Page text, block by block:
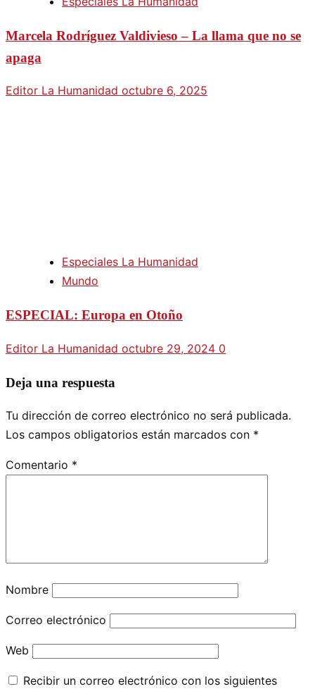
Marcela Rodríguez Valdivieso – La llama que no se
apaga
Editor La Humanidad octubre 6, 2025
Especiales La Humanidad
Mundo
ESPECIAL: Europa en Otoño
Editor La Humanidad octubre 29, 2024 0
Deja una respuesta
Tu dirección de correo electrónico no será publicada.
Los campos obligatorios están marcados con *
Comentario *
Nombre
Correo electrónico
Web
Recibir un correo electrónico con los siguientes